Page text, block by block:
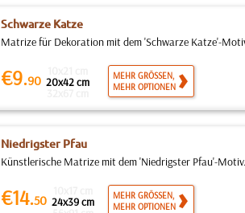
Schwarze Katze
Matrize für Dekoration mit dem 'Schwarze Katze'-
€9.90 20x42 cm
MEHR GRÖSSEN,
MEHR OPTIONEN
Niedrigster Pfau
Künstlerische Matrize mit dem 'Niedrigster Pfau'-
€14.50 24x39 cm
MEHR GRÖSSEN,
MEHR OPTIONEN